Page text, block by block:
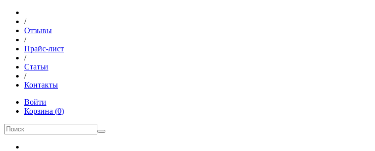
/
Отзывы
/
Прайс-лист
/
Статьи
/
Контакты
Войти
Корзина (0)